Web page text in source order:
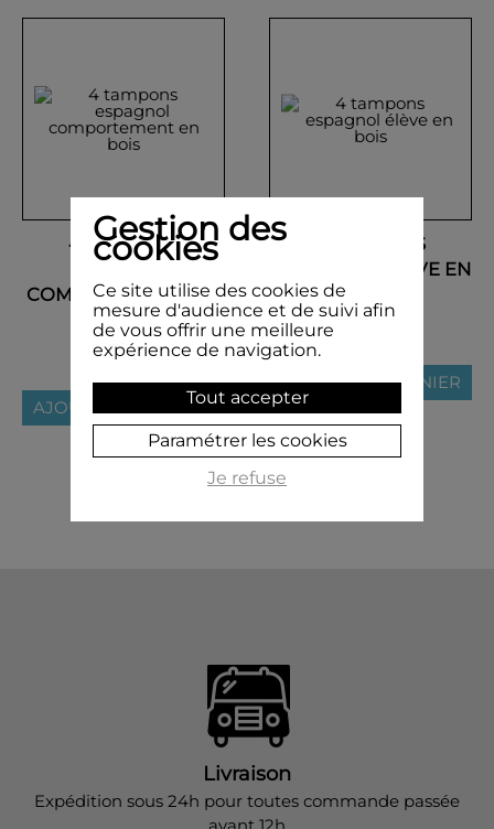
4 TAMPONS
COMPORTEMENT EN
BOIS
18,90 €
AJOUTER AU PANIER
4 TAMPONS
ESPAGNOL ÉLÈVE EN
18,90 €
AJOUTER AU PANIER
Livraison
Expédition sous 24h pour toutes commande passée
Gestion des
cookies
Ce site utilise des cookies de
mesure d'audience et de suivi afin
de vous offrir une meilleure
expérience de navigation.
Tout accepter
Paramétrer les cookies
Je refuse